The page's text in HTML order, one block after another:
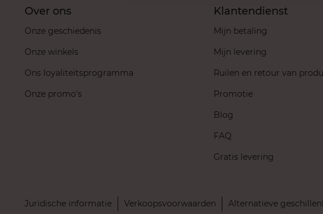
Over ons
Onze geschiedenis
Onze winkels
Ons loyaliteitsprogramma
Onze promo's
Klantendienst
Mijn betaling
Mijn levering
Ruilen en retour van
Promotie
Blog
FAQ
Gratis levering
Juridische informatie Verkoopsvoorwaarden Alternatieve